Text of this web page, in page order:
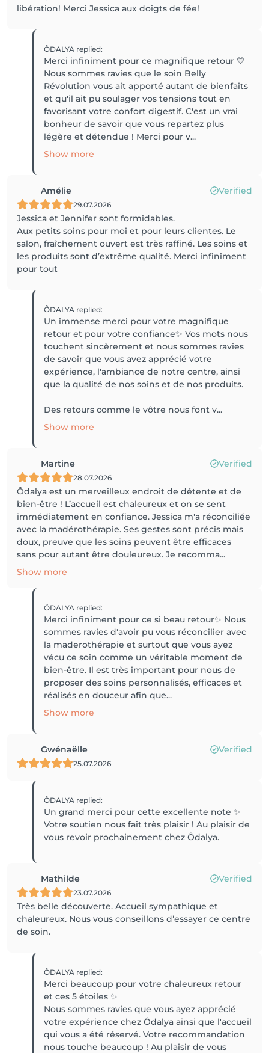
libération! Merci Jessica aux doigts de fée!
ÔDALYA replied:
Merci infiniment pour ce magnifique retour 💛
Nous sommes ravies que le soin Belly
Révolution vous ait apporté autant de bienfaits
et qu'il ait pu soulager vos tensions tout en
favorisant votre confort digestif. C'est un vrai
bonheur de savoir que vous repartez plus
légère et détendue ! Merci pour v...
Show more
Amélie Verified
29.07.2026
Jessica et Jennifer sont formidables.
Aux petits soins pour moi et pour leurs clientes. Le
salon, fraîchement ouvert est très raffiné. Les soins et
les produits sont d’extrême qualité. Merci infiniment
pour tout
ÔDALYA replied:
Un immense merci pour votre magnifique
retour et pour votre confiance✨ Vos mots nous
touchent sincèrement et nous sommes ravies
de savoir que vous avez apprécié votre
expérience, l'ambiance de notre centre, ainsi
que la qualité de nos soins et de nos produits.
Des retours comme le vôtre nous font v...
Show more
Martine Verified
28.07.2026
Ôdalya est un merveilleux endroit de détente et de
bien-être ! L’accueil est chaleureux et on se sent
immédiatement en confiance. Jessica m'a réconciliée
avec la madérothérapie. Ses gestes sont précis mais
doux, preuve que les soins peuvent être efficaces
sans pour autant être douleureux. Je recomma...
Show more
ÔDALYA replied:
Merci infiniment pour ce si beau retour✨️ Nous
sommes ravies d'avoir pu vous réconcilier avec
la maderothérapie et surtout que vous ayez
vécu ce soin comme un véritable moment de
bien-être. Il est très important pour nous de
proposer des soins personnalisés, efficaces et
réalisés en douceur afin que...
Show more
Gwénaëlle Verified
25.07.2026
ÔDALYA replied:
Un grand merci pour cette excellente note ✨️
Votre soutien nous fait très plaisir ! Au plaisir de
vous revoir prochainement chez Ôdalya.
Mathilde Verified
23.07.2026
Très belle découverte. Accueil sympathique et
chaleureux. Nous vous conseillons d’essayer ce centre
de soin.
ÔDALYA replied:
Merci beaucoup pour votre chaleureux retour
et ces 5 étoiles ✨️
Nous sommes ravies que vous ayez apprécié
votre expérience chez Ôdalya ainsi que l'accueil
qui vous a été réservé. Votre recommandation
nous touche beaucoup ! Au plaisir de vous